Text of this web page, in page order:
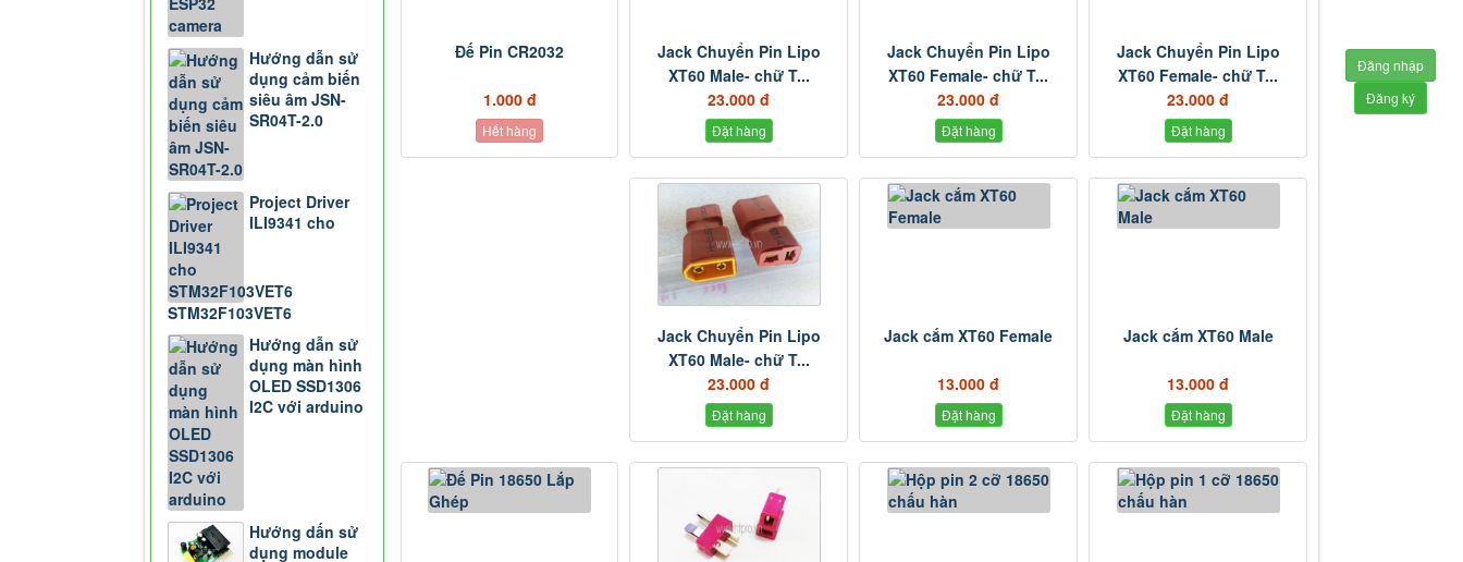
Đế Pin CR2032
1.000 đ
Hết hàng
Jack Chuyển Pin Lipo
XT60 Male- chữ T...
23.000 đ
Đặt hàng
Jack Chuyển Pin Lipo
XT60 Female- chữ T...
23.000 đ
Đặt hàng
Jack Chuyển Pin Lipo
XT60 Female- chữ T...
23.000 đ
Đặt hàng
Jack Chuyển Pin Lipo
XT60 Male- chữ T...
23.000 đ
Đặt hàng
Jack cắm XT60 Female
13.000 đ
Đặt hàng
Jack cắm XT60 Male
13.000 đ
Đặt hàng
Hướng dẫn sử
dụng cảm biến
siêu âm JSN-
SR04T-2.0
Project Driver
ILI9341 cho
STM32F103VET6
Hướng dẫn sử
dụng màn hình
OLED SSD1306
I2C với arduino
Hướng dấn sử
dụng module
Đăng nhập
Đăng ký